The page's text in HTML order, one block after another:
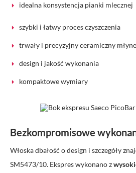
idealna konsystencja pianki mlecznej
szybki i łatwy proces czyszczenia
trwały i precyzyjny ceramiczny
design i jakość wykonania
kompaktowe wymiary
Bezkompromisowe
Włoska dbałość o design i szczegóły
SM5473/10. Ekspres wykonano z